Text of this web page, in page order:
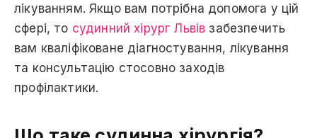
лікуванням. Якщо вам потрібна допомога у цій
сфері, тo судинний хірург Львів забезпечить
вам кваліфіковане діагностування, лікування
та консультацію стосовно заходів
профілактики.